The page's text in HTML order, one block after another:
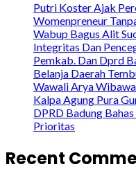
Putri Koster Ajak
Womenpreneur
Wabup Bagus Alit
Integritas Dan
Pemkab. Dan Dprd
Belanja Daerah
Wawali Arya
Kalpa Agung Pura
DPRD Badung
Prioritas
Recent